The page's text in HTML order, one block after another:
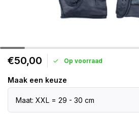
€50,00 Op voorraad
Maak een keuze
Maat: XXL = 29 - 30 cm